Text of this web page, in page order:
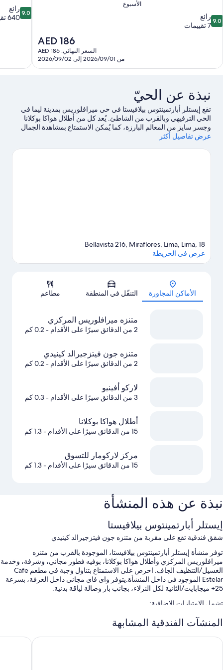
الأسبوع
9.0
من
تقييمات
9.0 رائع
7 تقييمات
السعر
الحالي
هو
AED 186
السعر النهائي: AED 186
من 2026/09/01 إلى 2026/09/02
9.0
من
9.0 رائع
640 تقييمًا
نبذة عن الحيّ
تقع إيستلر أبارتمينتوس بيلافيستا في حي ميرافلوريس بمدينة ليما في
الحي الترفيهي وبالقرب من الشاطئ. يُعد كل من أطلال هواكا بوكلانا
وجسر سايز من المعالم البارزة، كما يُمكن الاستمتاع بمشاهدة الجمال
الطبيعي للمنطقة في متنزه ميرافلوريس المركزي ومتنزه جون
مكانين آخرين موصى بهما للزيارة.
عرض تفاصيل أكثر
الخريطة
Bellavista 216, Miraflores, Lima, Lima, 18
عرض في الخريطة
الأماكن المجاورة التنقّل في المنطقة مطاعم
متنزه ميرافلوريس المركزي
2 من الدقائق سيرًا على الأقدام - 0.2 كم
متنزه جون فيتزجيرالد كينيدي
2 من الدقائق سيرًا على الأقدام - 0.2 كم
لاركو أفينيو
3 من الدقائق سيرًا على الأقدام - 0.3 كم
أطلال هواكا بوكلانا
15 من الدقائق سيرًا على الأقدام - 1.3 كم
مركز لاركومار للتسوق
15 من الدقائق سيرًا على الأقدام - 1.3 كم
نبذة عن هذه المنشأة
إيستلر أبارتمينتوس بيلافيستا
شقق فندقية تقع على مقربة من متنزه جون فيتزجيرالد كينيدي
توفر منشأة إيستلر أبارتمينتوس بيلافيستا، الموجودة بالقرب من متنزه
ميرافلوريس المركزي وأطلال هواكا بوكلانا، بوفيه فطور مجاني، وشرفة، وخدمة
الغسيل/التنظيف الجاف. احرص على الاستمتاع بتناول وجبة في مطعم Cafe
Estelar الموجود في داخل المنشأة.يتوفر واي فاي مجاني داخل الغرفة، بسرعة
25+ ميجابايت/الثانية لكل النزلاء، بجانب بار وصالة لياقة بدنية.
تشمل الامتيازات الإضافية:
صف السيارة بمعرفة النزيل مجانًا
المنشآت الفندقية المشابهة
كاسا أندينا ستاندارد بينافيديس أنديسمار